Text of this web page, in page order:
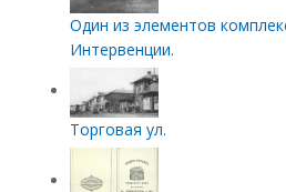
Один из элементов
Интервенции.
Торговая ул.